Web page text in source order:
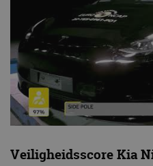
Veiligheidsscore Kia